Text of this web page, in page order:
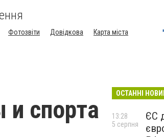
Фотозвіти Довідкова
Карта міста
и спорта
ОСТАННІ
ЄС
13:28
5 серпня